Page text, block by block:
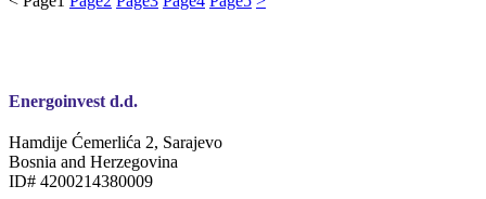
Energoinvest d.d.
Hamdije Ćemerlića 2, Sarajevo
Bosnia and Herzegovina
ID# 4200214380009